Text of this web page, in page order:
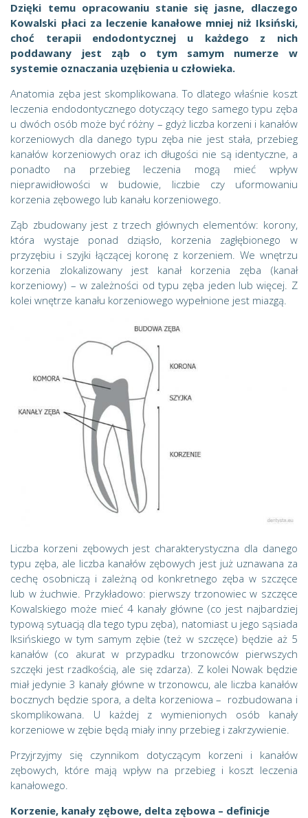
Dzięki temu opracowaniu stanie się jasne, dlaczego
Kowalski płaci za leczenie kanałowe mniej niż Iksiński,
choć terapii endodontycznej u każdego z nich
poddawany jest ząb o tym samym numerze w
systemie oznaczania uzębienia u człowieka.
Anatomia zęba jest skomplikowana. To dlatego właśnie koszt
leczenia endodontycznego dotyczący tego samego typu zęba
u dwóch osób może być różny – gdyż liczba korzeni i kanałów
korzeniowych dla danego typu zęba nie jest stała, przebieg
kanałów korzeniowych oraz ich długości nie są identyczne, a
ponadto na przebieg leczenia mogą mieć wpływ
nieprawidłowości w budowie, liczbie czy uformowaniu
korzenia zębowego lub kanału korzeniowego.
Ząb zbudowany jest z trzech głównych elementów: korony,
która wystaje ponad dziąsło, korzenia zagłębionego w
przyzębiu i szyjki łączącej koronę z korzeniem. We wnętrzu
korzenia zlokalizowany jest kanał korzenia zęba (kanał
korzeniowy) – w zależności od typu zęba jeden lub więcej. Z
kolei wnętrze kanału korzeniowego wypełnione jest miazgą.
Liczba korzeni zębowych jest charakterystyczna dla danego
typu zęba, ale liczba kanałów zębowych jest już uznawana za
cechę osobniczą i zależną od konkretnego zęba w szczęce
lub w żuchwie. Przykładowo: pierwszy trzonowiec w szczęce
Kowalskiego może mieć 4 kanały główne (co jest najbardziej
typową sytuacją dla tego typu zęba), natomiast u jego sąsiada
Iksińskiego w tym samym zębie (też w szczęce) będzie aż 5
kanałów (co akurat w przypadku trzonowców pierwszych
szczęki jest rzadkością, ale się zdarza). Z kolei Nowak będzie
miał jedynie 3 kanały główne w trzonowcu, ale liczba kanałów
bocznych będzie spora, a delta korzeniowa – rozbudowana i
skomplikowana. U każdej z wymienionych osób kanały
korzeniowe w zębie będą miały inny przebieg i zakrzywienie.
Przyjrzyjmy się czynnikom dotyczącym korzeni i kanałów
zębowych, które mają wpływ na przebieg i koszt leczenia
kanałowego.
Korzenie, kanały zębowe, delta zębowa – definicje